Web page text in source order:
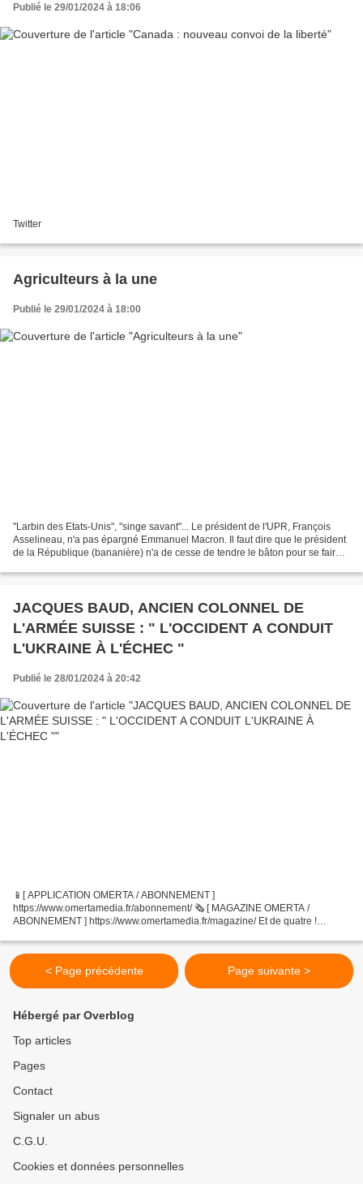
Publié le 29/01/2024 à 18:06
Twitter
Agriculteurs à la une
Publié le 29/01/2024 à 18:00
"Larbin des Etats-Unis", "singe savant"... Le président de l'UPR, François
Asselineau, n'a pas épargné Emmanuel Macron. Il faut dire que le président
de la République (bananière) n'a de cesse de tendre le bâton pour se faire
JACQUES BAUD, ANCIEN COLONNEL DE
L'ARMÉE SUISSE : " L'OCCIDENT A CONDUIT
L'UKRAINE À L'ÉCHEC "
Publié le 28/01/2024 à 20:42
📱[ APPLICATION OMERTA / ABONNEMENT ]
https://www.omertamedia.fr/abonnement/ 🗞️ [ MAGAZINE OMERTA /
ABONNEMENT ] https://www.omertamedia.fr/magazine/ Et de quatre !
renseignements suisses analyse...
< Page précédente Page suivante >
Hébergé par Overblog
Top articles
Pages
Contact
Signaler un abus
C.G.U.
Cookies et données personnelles